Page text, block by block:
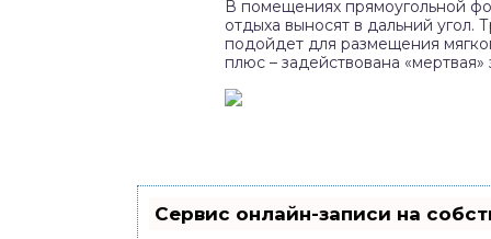
В помещениях прямоугольной
отдыха выносят в дальний
подойдет для размещения
плюс – задействована «мертвая»
Сервис онлайн-записи на